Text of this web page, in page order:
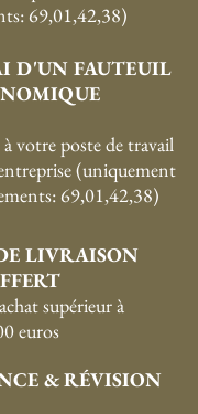
69,01,42,38)
D'UN FAUTEUIL
votre poste de travail
(uniquement
69,01,42,38)
LIVRAISON
supérieur à
euros
& RÉVISION